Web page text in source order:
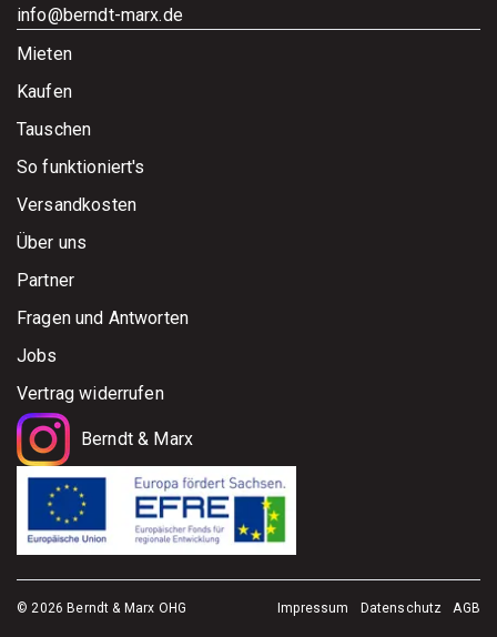
info@berndt-marx.de
Mieten
Kaufen
Tauschen
So funktioniert's
Versandkosten
Über uns
Partner
Fragen und Antworten
Jobs
Vertrag widerrufen
Berndt & Marx
© 2026 Berndt & Marx OHG Impressum Datenschutz AGB